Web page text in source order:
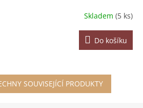
Skladem (5 ks)
Do košíku
SOUVISEJÍCÍ PRODUKTY